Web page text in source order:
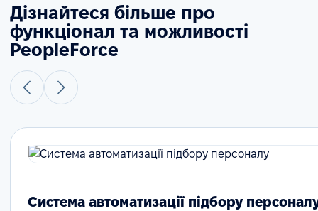
Дізнайтеся більше про
функціонал та можливості
PeopleForce
Система автоматизації підбору